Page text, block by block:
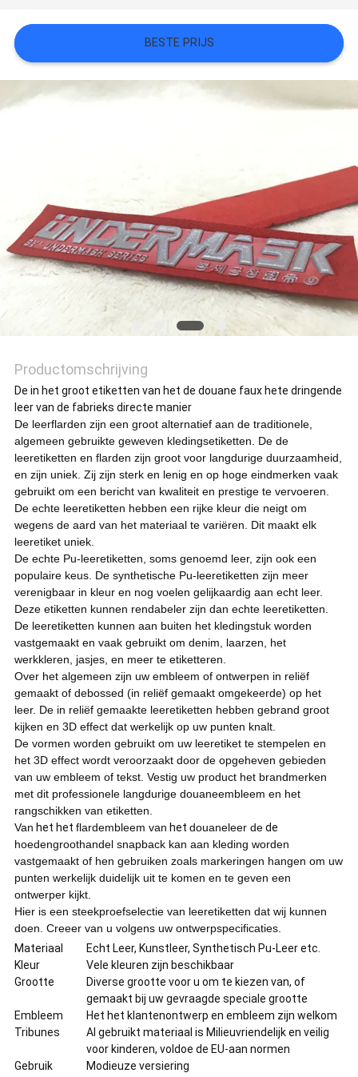
SITEMAP
PRIVACYBELEID
BESTE PRIJS
Productomschrijving
De in het groot etiketten van het de douane faux hete dringende
leer van de fabrieks directe manier
De leerflarden zijn een groot alternatief aan de traditionele,
algemeen gebruikte geweven kledingsetiketten. De de
leeretiketten en flarden zijn groot voor langdurige duurzaamheid,
en zijn uniek. Zij zijn sterk en lenig en op hoge eindmerken vaak
gebruikt om een bericht van kwaliteit en prestige te vervoeren.
De echte leeretiketten hebben een rijke kleur die neigt om
wegens de aard van het materiaal te variëren. Dit maakt elk
leeretiket uniek.
De echte Pu-leeretiketten, soms genoemd leer, zijn ook een
populaire keus. De synthetische Pu-leeretiketten zijn meer
verenigbaar in kleur en nog voelen gelijkaardig aan echt leer.
Deze etiketten kunnen rendabeler zijn dan echte leeretiketten.
De leeretiketten kunnen aan buiten het kledingstuk worden
vastgemaakt en vaak gebruikt om denim, laarzen, het
werkkleren, jasjes, en meer te etiketteren.
Over het algemeen zijn uw embleem of ontwerpen in reliëf
gemaakt of debossed (in reliëf gemaakt omgekeerde) op het
leer. De in reliëf gemaakte leeretiketten hebben gebrand groot
kijken en 3D effect dat werkelijk op uw punten knalt.
De vormen worden gebruikt om uw leeretiket te stempelen en
het 3D effect wordt veroorzaakt door de opgeheven gebieden
van uw embleem of tekst. Vestig uw product het brandmerken
met dit professionele langdurige douaneembleem en het
rangschikken van etiketten.
Van het het flardembleem van het douaneleer dede
hoedengroothandel snapback kan aan kleding worden
vastgemaakt of hen gebruiken zoals markeringen hangen om uw
punten werkelijk duidelijk uit te komen en te geven een
ontwerper kijkt.
Hier is een steekproefselectie van leeretiketten dat wij kunnen
doen. Creeer van u volgens uw ontwerpspecificaties.
Materiaal
Echt Leer, Kunstleer, Synthetisch Pu-Leer etc.
Kleur
Vele kleuren zijn beschikbaar
Grootte
Diverse grootte voor u om te kiezen van, of
gemaakt bij uw gevraagde speciale grootte
Embleem
Het het klantenontwerp en embleem zijn welkom
Tribunes
Al gebruikt materiaal is Milieuvriendelijk en veilig
voor kinderen, voldoe de EU-aan normen
Gebruik
Modieuze versiering